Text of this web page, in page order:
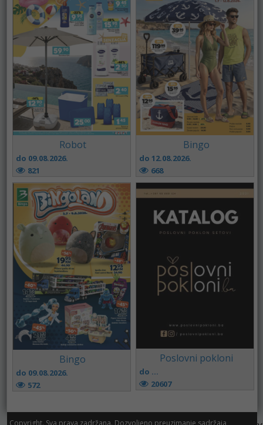
Robot
do 09.08.2026.
821
Bingo
do 12.08.2026.
668
Bingo
do 09.08.2026.
572
Poslovni pokloni
do ...
20607